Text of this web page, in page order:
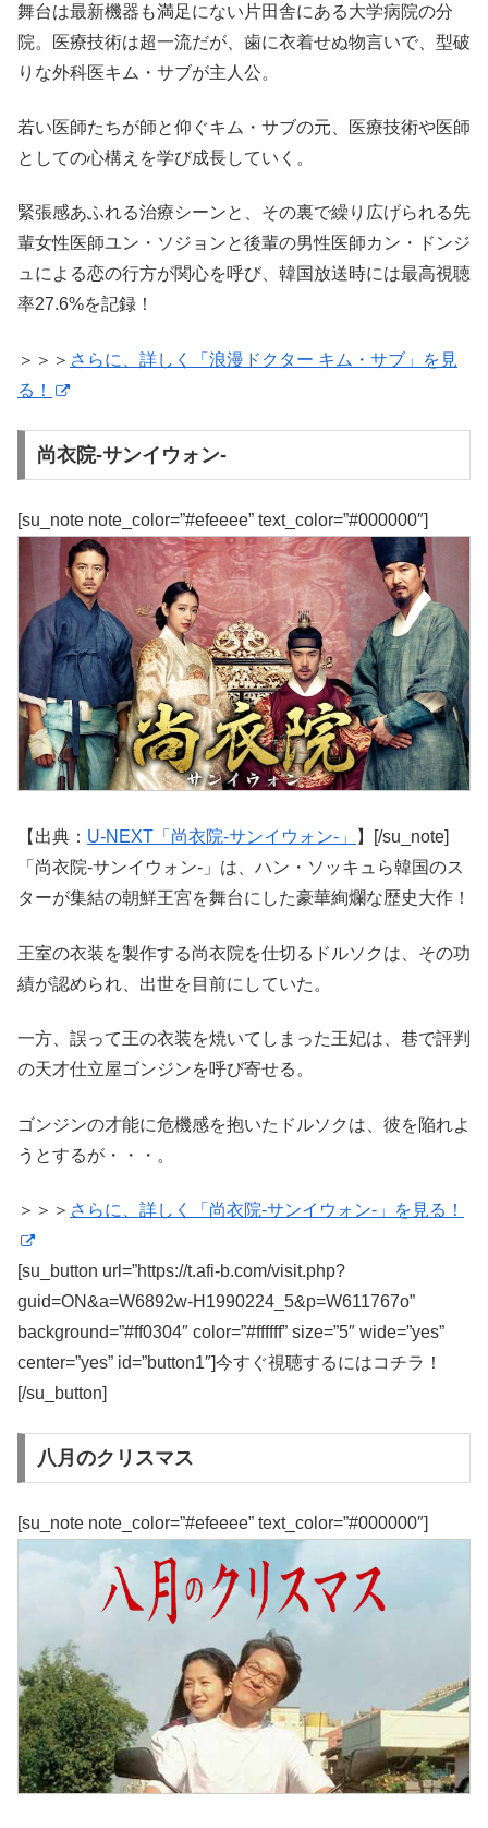
舞台は最新機器も満足にない片田舎にある大学病院の分
院。医療技術は超一流だが、歯に衣着せぬ物言いで、型破
りな外科医キム・サブが主人公。
若い医師たちが師と仰ぐキム・サブの元、医療技術や医師
としての心構えを学び成長していく。
緊張感あふれる治療シーンと、その裏で繰り広げられる先
輩女性医師ユン・ソジョンと後輩の男性医師カン・ドンジ
ュによる恋の行方が関心を呼び、韓国放送時には最高視聴
率27.6%を記録！
＞＞＞ さらに、詳しく「浪漫ドクター キム・サブ」を見
る！
尚衣院-サンイウォン-
[su_note note_color=”#efeeee” text_color=”#000000″]
【出典： U-NEXT「尚衣院-サンイウォン-」
】[/su_note]
「尚衣院-サンイウォン-」は、ハン・ソッキュら韓国のス
ターが集結の朝鮮王宮を舞台にした豪華絢爛な歴史大作！
王室の衣装を製作する尚衣院を仕切るドルソクは、その功
績が認められ、出世を目前にしていた。
一方、誤って王の衣装を焼いてしまった王妃は、巷で評判
の天才仕立屋ゴンジンを呼び寄せる。
ゴンジンの才能に危機感を抱いたドルソクは、彼を陥れよ
うとするが・・・。
＞＞＞ さらに、詳しく「尚衣院-サンイウォン-」を見る！
[su_button url=”https://t.afi-b.com/visit.php?
guid=ON&a=W6892w-H1990224_5&p=W611767o”
background=”#ff0304″ color=”#ffffff” size=”5″ wide=”yes”
center=”yes” id=”button1″]今すぐ視聴するにはコチラ！
[/su_button]
八月のクリスマス
[su_note note_color=”#efeeee” text_color=”#000000″]